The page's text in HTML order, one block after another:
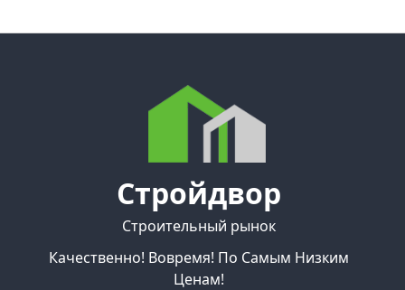
Стройдвор
Строительный рынок
Качественно! Вовремя! По Самым Низким
Ценам!